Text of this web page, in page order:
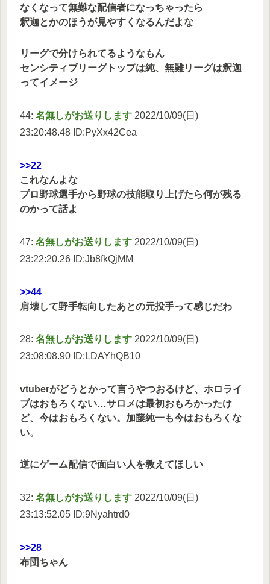
なくなって無難な配信者になっちゃったら
釈迦とかのほうが見やすくなるんだよな
リーグで分けられてるようなもん
センシティブリーグトップは純、無難リーグは釈迦
ってイメージ
44: 名無しがお送りします 2022/10/09(日)
23:20:48.48 ID:PyXx42Cea
>>22
これなんよな
プロ野球選手から野球の技能取り上げたら何が残る
のかって話よ
47: 名無しがお送りします 2022/10/09(日)
23:22:20.26 ID:Jb8fkQjMM
>>44
肩壊して野手転向したあとの元投手って感じだわ
28: 名無しがお送りします 2022/10/09(日)
23:08:08.90 ID:LDAYhQB10
vtuberがどうとかって言うやつおるけど、ホロライ
ブはおもろくない…サロメは最初おもろかったけ
ど、今はおもろくない。加藤純一も今はおもろくな
い。
逆にゲーム配信で面白い人を教えてほしい
32: 名無しがお送りします 2022/10/09(日)
23:13:52.05 ID:9Nyahtrd0
>>28
布団ちゃん